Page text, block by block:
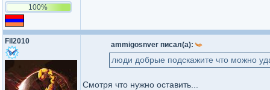
100%
Fil2010 ammigosnver писал(а):
люди добрые подскажите что можно
Смотря что нужно оставить...